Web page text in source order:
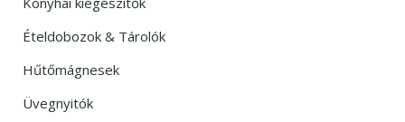
Ételdobozok & Tárolók
Hűtőmágnesek
Üvegnyitók